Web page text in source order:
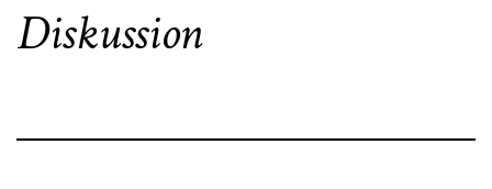
Diskussion